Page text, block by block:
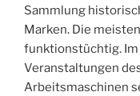
Sammlung
Marken. Die
funktionstüchtig.
Veranstaltungen
Arbeitsmaschinen